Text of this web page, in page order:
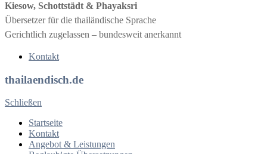
Kiesow, Schottstädt & Phayaksri
Übersetzer für die thailändische Sprache
Gerichtlich zugelassen – bundesweit anerkannt
Kontakt
thailaendisch.de
Schließen
Startseite
Kontakt
Angebot & Leistungen